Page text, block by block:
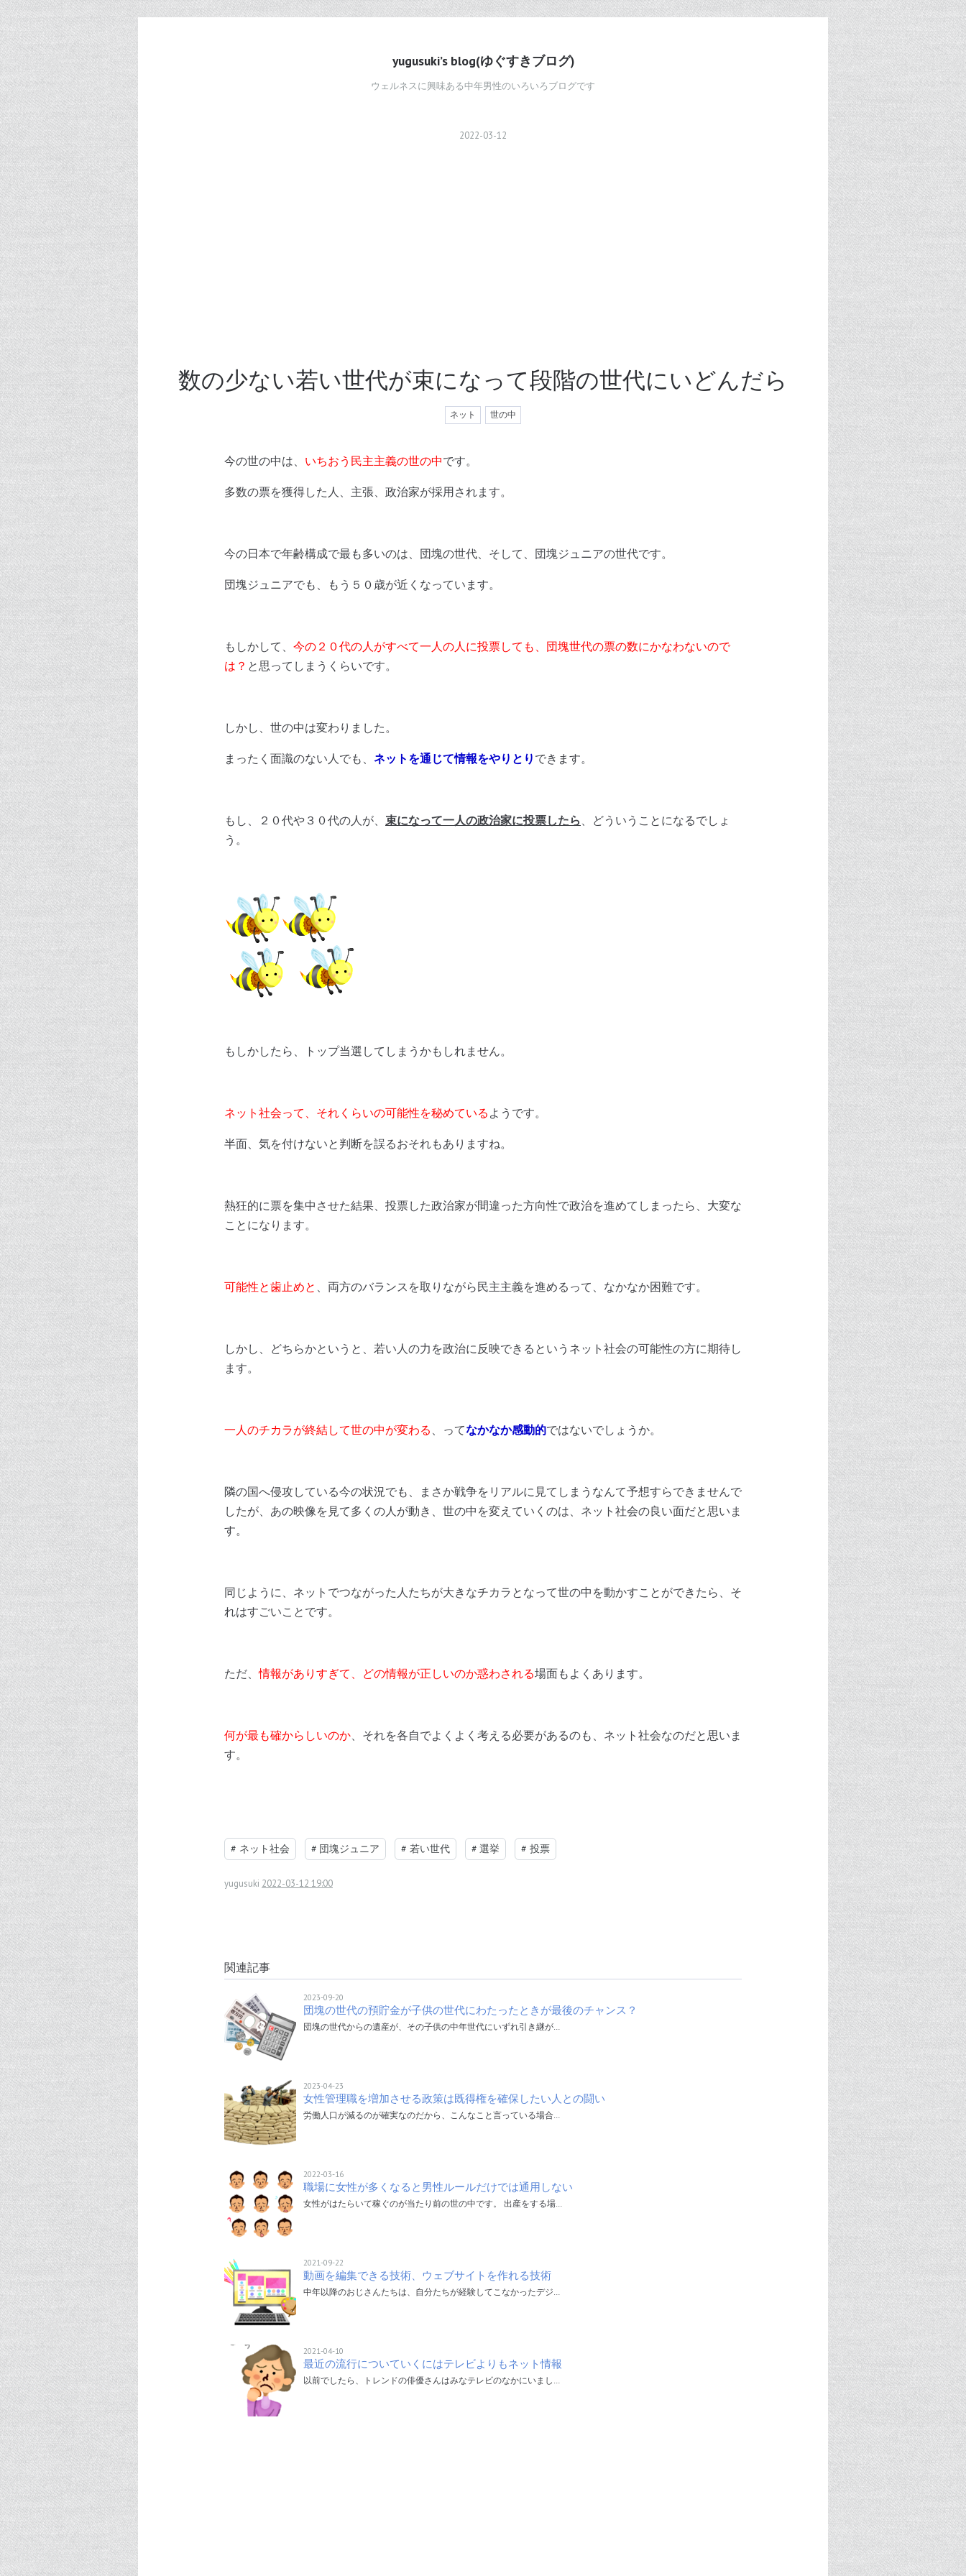
yugusuki’s blog(ゆぐすきブログ)
ウェルネスに興味ある中年男性のいろいろブログです
2022-03-12
数の少ない若い世代が束になって段階の世代にいどんだら
ネット 世の中
今の世の中は、 いちおう民主主義の世の中です。
多数の票を獲得した人、主張、政治家が採用されます。
今の日本で年齢構成で最も多いのは、団塊の世代、そして、団塊ジュニアの世代です。
団塊ジュニアでも、もう５０歳が近くなっています。
もしかして、 今の２０代の人がすべて一人の人に投票しても、団塊世代の票の数にかなわないので
は？ と思ってしまうくらいです。
しかし、世の中は変わりました。
まったく面識のない人でも、 ネットを通じて情報をやりとり できます。
もし、２０代や３０代の人が、 束になって一人の政治家に投票したら 、どういうことになるでしょ
う。
もしかしたら、トップ当選してしまうかもしれません。
ネット社会って、それくらいの可能性を秘めている ようです。
半面、気を付けないと判断を誤るおそれもありますね。
熱狂的に票を集中させた結果、投票した政治家が間違った方向性で政治を進めてしまったら、大変な
ことになります。
可能性と歯止めと 、両方のバランスを取りながら民主主義を進めるって、なかなか困難です。
しかし、どちらかというと、若い人の力を政治に反映できるというネット社会の可能性の方に期待し
ます。
一人のチカラが終結して世の中が変わる 、ってなかなか感動的ではないでしょうか。
隣の国へ侵攻している今の状況でも、まさか戦争をリアルに見てしまうなんて予想すらできませんで
したが、あの映像を見て多くの人が動き、世の中を変えていくのは、ネット社会の良い面だと思いま
す。
同じように、ネットでつながった人たちが大きなチカラとなって世の中を動かすことができたら、そ
れはすごいことです。
ただ、情報がありすぎて、どの情報が正しいのか惑わされる場面もよくあります。
何が最も確からしいのか 、それを各自でよくよく考える必要があるのも、ネット社会なのだと思いま
す。
# ネット社会 # 団塊ジュニア # 若い世代 # 選挙 # 投票
yugusuki 2022-03-12 19:00
関連記事
2023-09-20
団塊の世代の預貯金が子供の世代にわたったときが最後のチャンス？
団塊の世代からの遺産が、その子供の中年世代にいずれ引き継が…
2023-04-23
女性管理職を増加させる政策は既得権を確保したい人との闘い
労働人口が減るのが確実なのだから、こんなこと言っている場合…
2022-03-16
職場に女性が多くなると男性ルールだけでは通用しない
女性がはたらいて稼ぐのが当たり前の世の中です。 出産をする場…
2021-09-22
動画を編集できる技術、ウェブサイトを作れる技術
中年以降のおじさんたちは、自分たちが経験してこなかったデジ…
2021-04-10
最近の流行についていくにはテレビよりもネット情報
以前でしたら、トレンドの俳優さんはみなテレビのなかにいまし…